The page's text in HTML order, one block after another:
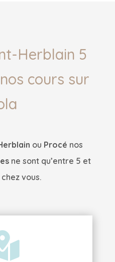
Herblain 5
cours sur
ou Procé nos
ne sont qu’entre 5 et
vous.